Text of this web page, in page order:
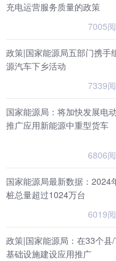
充电运营服务质量的政策
7005
政策|国家能源局五部门携手
源汽车下乡活动
7339
国家能源局：将加快发展电
推广应用新能源中重型货车
6806
国家能源局最新数据：2024
桩总量超过1024万台
6019
政策|国家能源局：在33个县
基础设施建设应用推广